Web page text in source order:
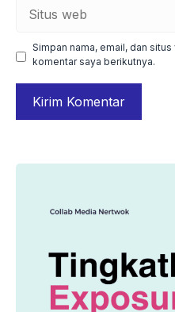
web
Simpan nama, email, dan
komentar saya berikutnya.